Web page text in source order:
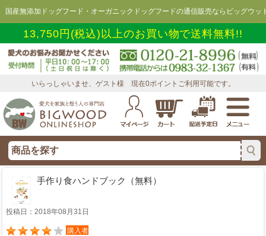
国産無添加ドッグフード・オーガニックドッグフードの通信販売ならビッグウッ
13,750円(税込)以上のお買い物で送料無料!!
いらっしゃいませ、ゲスト様 現在0ポイントご利用可能です。
手作り食ハンドブック（無料）
投稿日：2018年08月31日
購入者